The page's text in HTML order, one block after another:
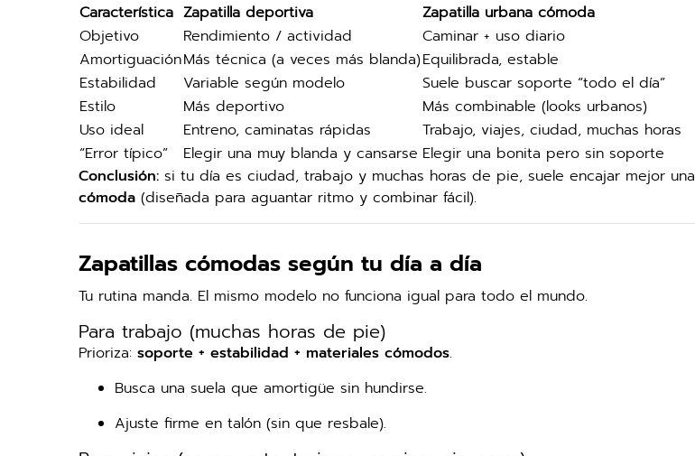
Característica Zapatilla deportiva
Zapatilla urbana cómoda
Objetivo
Rendimiento / actividad
Caminar + uso diario
AmortiguaciónMás técnica (a veces más blanda)Equilibrada, estable
Estabilidad
Variable según modelo
Suele buscar soporte “todo el día”
Estilo
Más deportivo
Más combinable (looks urbanos)
Uso ideal
Entreno, caminatas rápidas
Trabajo, viajes, ciudad, muchas horas
“Error típico”
Elegir una muy blanda y cansarse Elegir una bonita pero sin soporte
Conclusión: si tu día es ciudad, trabajo y muchas horas de pie, suele encajar mejor una
cómoda (diseñada para aguantar ritmo y combinar fácil).
Zapatillas cómodas según tu día a día
Tu rutina manda. El mismo modelo no funciona igual para todo el mundo.
Para trabajo (muchas horas de pie)
Prioriza: soporte + estabilidad + materiales cómodos.
Busca una suela que amortigüe sin hundirse.
Ajuste firme en talón (sin que resbale).